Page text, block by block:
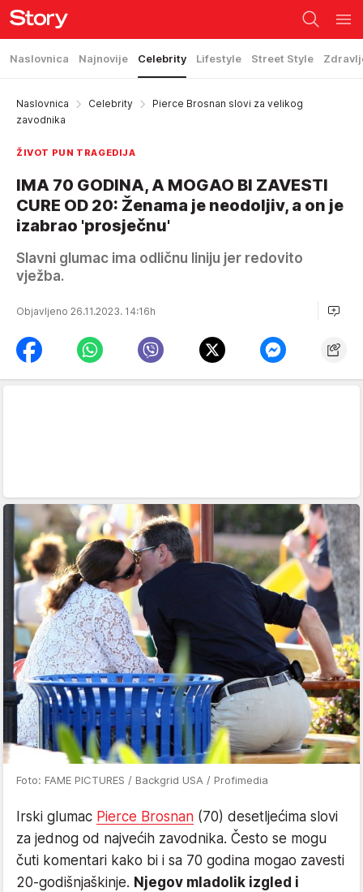
Naslovnica Najnovije Celebrity Lifestyle Street Style
Naslovnica Celebrity
Pierce Brosnan slovi za velikog
zavodnika
ŽIVOT PUN TRAGEDIJA
IMA 70 GODINA, A MOGAO BI ZAVESTI
CURE OD 20: Ženama je neodoljiv, a on je
izabrao 'prosječnu'
Slavni glumac ima odličnu liniju jer redovito
vježba.
Objavljeno 26.11.2023. 14:16h
Foto: FAME PICTURES / Backgrid USA / Profimedia
Irski glumac Pierce Brosnan (70) desetljećima slovi
za jednog od najvećih zavodnika. Često se mogu
čuti komentari kako bi i sa 70 godina mogao zavesti
20-godišnjaškinje. Njegov mladolik izgled i